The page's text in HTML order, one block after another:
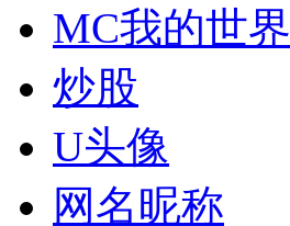
MC我的世界
炒股
U头像
网名昵称